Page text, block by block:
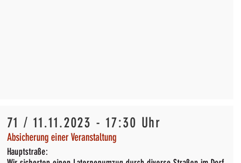
71 / 11.11.2023 - 17:30 Uhr
Absicherung einer Veranstaltung
Hauptstraße: